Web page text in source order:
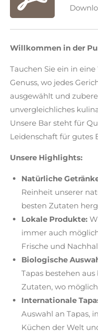
Willkommen in der
Tauchen Sie ein in
Genuss, wo jedes
ausgewählt und
unvergleichliches
Unsere Bar steht für
Leidenschaft für gutes
Unsere Highlights:
Natürliche
Reinheit unserer
besten Zutaten
Lokale Produkte:
immer auch
Frische und
Biologische
Tapas bestehen
Zutaten, wo
Internationale
Auswahl an Tapas,
Küchen der Welt